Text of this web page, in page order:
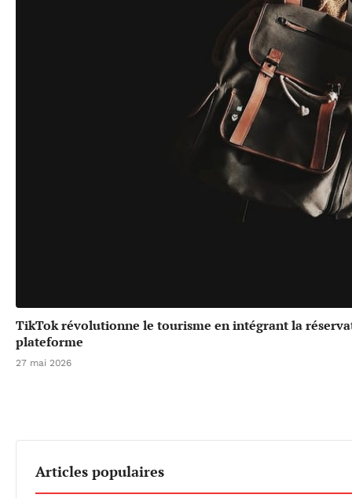
TikTok révolutionne le tourisme en intégrant la
plateforme
27 mai 2026
Articles populaires